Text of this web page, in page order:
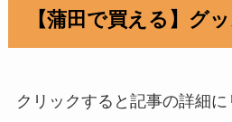
【蒲田で買える】グ
クリックすると記事の詳細に